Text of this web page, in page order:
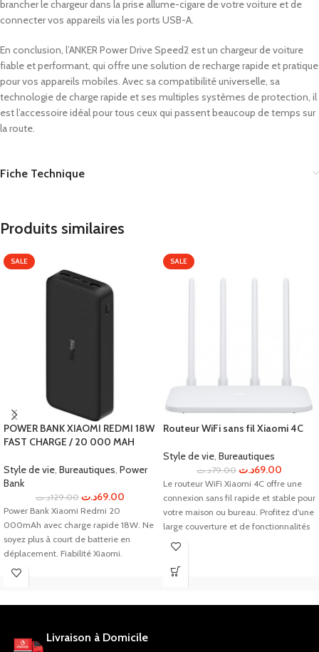
brancher le chargeur dans la prise allume-cigare de votre voiture et de
connecter vos appareils via les ports USB-A.
En conclusion, l’ANKER Power Drive Speed2 est un chargeur de voiture
fiable et performant, qui offre une solution de recharge rapide et pratique
pour vos appareils mobiles. Avec sa compatibilité universelle, sa
technologie de charge rapide et ses multiples systèmes de protection, il
est l’accessoire idéal pour tous ceux qui passent beaucoup de temps sur
la route.
Fiche Technique
Produits similaires
SALE
POWER BANK XIAOMI REDMI 18W
FAST CHARGE / 20 000 MAH
Style de vie, Bureautiques, Power
Bank
129.00د.ت 69.00د.ت
Power Bank Xiaomi Redmi 20
000mAh avec charge rapide 18W. Ne
soyez plus à court de batterie en
déplacement. Fiabilité Xiaomi.
SALE
Routeur WiFi sans fil Xiaomi 4C
Style de vie, Bureautiques
79.00د.ت 69.00د.ت
Le routeur WiFi Xiaomi 4C offre une
connexion sans fil rapide et stable pour
votre maison ou bureau. Profitez d'une
large couverture et de fonctionnalités
avancées pour une expérience de
navigation optimale.
Livraison à Domicile